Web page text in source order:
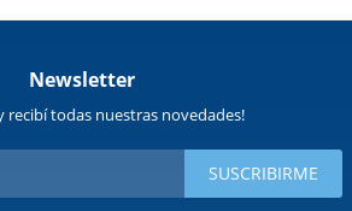
Newsletter
recibí todas nuestras novedades!
SUSCRIBIRME